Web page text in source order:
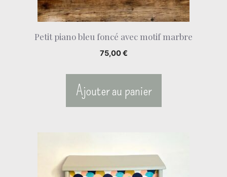
Petit piano bleu foncé avec motif marbre
75,00€
Ajouter au panier